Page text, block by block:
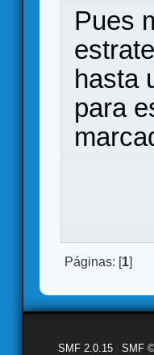
Pues
hasta
para
Páginas: [1]
SMF 2.0.15 SMF